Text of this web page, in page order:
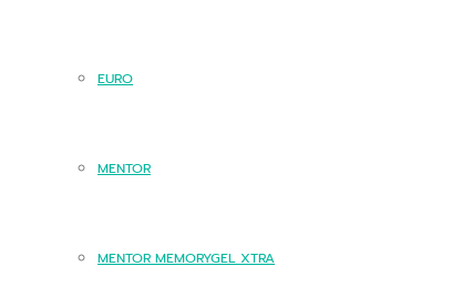
EURO
MENTOR
MENTOR MEMORYGEL XTRA